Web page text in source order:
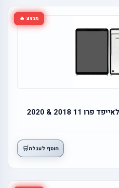
מבצע 🔥
הוסף לעגלה🛒